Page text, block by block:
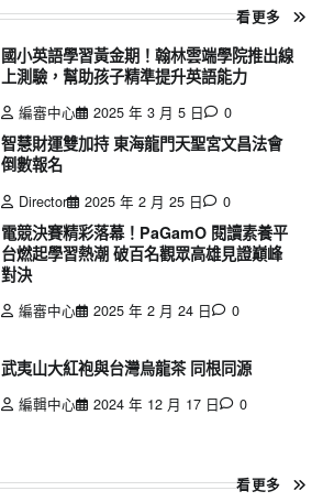
看更多
國小英語學習黃金期！翰林雲端學院推出線
上測驗，幫助孩子精準提升英語能力
編審中心 2025 年 3 月 5 日 0
智慧財運雙加持 東海龍門天聖宮文昌法會
倒數報名
Director 2025 年 2 月 25 日 0
電競決賽精彩落幕！PaGamO 閱讀素養平
台燃起學習熱潮 破百名觀眾高雄見證巔峰
對決
編審中心 2025 年 2 月 24 日 0
武夷山大紅袍與台灣烏龍茶 同根同源
編輯中心 2024 年 12 月 17 日 0
看更多